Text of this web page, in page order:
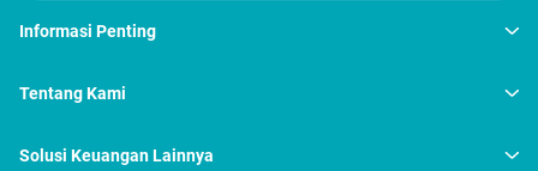
Informasi Penting
Tentang Kami
Solusi Keuangan Lainnya